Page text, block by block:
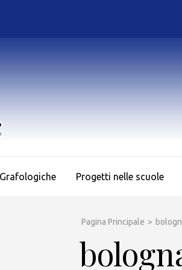
AS.SO.GRAF.
Progetti nelle scuole
Pagina Principale >